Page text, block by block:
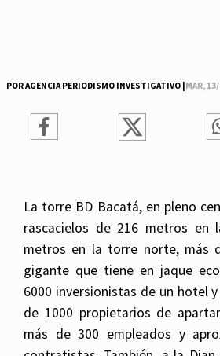
POR AGENCIA PERIODISMO INVESTIGATIVO | MAR,
La torre BD Bacatá, en pleno
rascacielos de 216 metros
metros en la torre norte, más
gigante que tiene en jaque
6000 inversionistas de un hotel
de 1000 propietarios de
más de 300 empleados y